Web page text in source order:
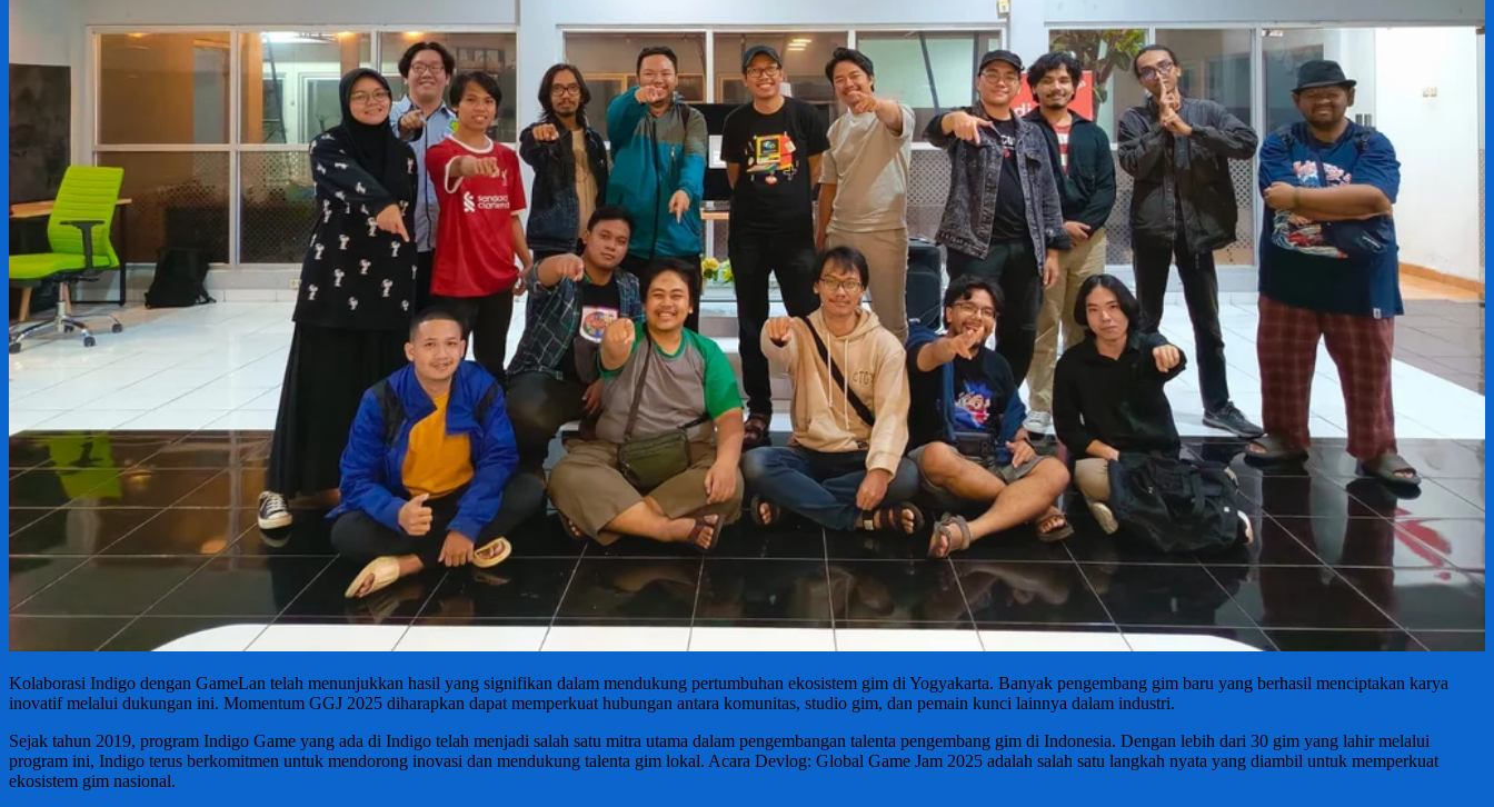
Kolaborasi Indigo dengan GameLan telah menunjukkan hasil yang signifikan dalam mendukung pertumbuhan ekosistem gim di Yogyakarta. Banyak pengembang gim baru yang berhasil menciptakan karya
inovatif melalui dukungan ini. Momentum GGJ 2025 diharapkan dapat memperkuat hubungan antara komunitas, studio gim, dan pemain kunci lainnya dalam industri.
Sejak tahun 2019, program Indigo Game yang ada di Indigo telah menjadi salah satu mitra utama dalam pengembangan talenta pengembang gim di Indonesia. Dengan lebih dari 30 gim yang lahir melalui
program ini, Indigo terus berkomitmen untuk mendorong inovasi dan mendukung talenta gim lokal. Acara Devlog: Global Game Jam 2025 adalah salah satu langkah nyata yang diambil untuk memperkuat
ekosistem gim nasional.